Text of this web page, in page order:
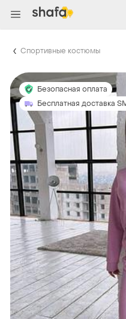
Спортивные костюмы
Безопасная оплата
Бесплатная доставка